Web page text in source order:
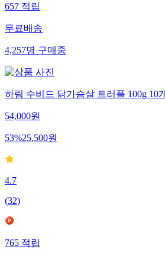
657 적립
무료배송
4,257명 구매중
하림 수비드 닭가슴살 트러플 100g 10
54,000원
53%25,500원
4.7
(32)
765 적립